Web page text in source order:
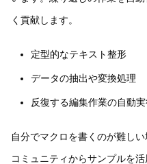
く貢献します。
定型的なテキスト整形
データの抽出や変換処理
反復する編集作業の自動
自分でマクロを書くのが難し
コミュニティからサンプルを活